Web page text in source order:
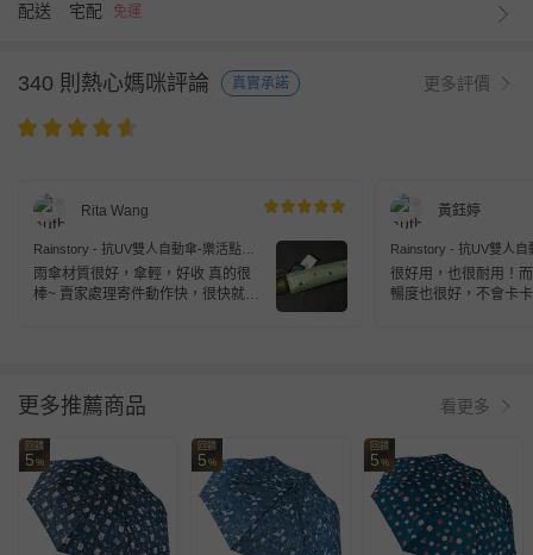
配送 宅配 免運
340 則熱心媽咪評論 真實承諾 更多評價
Rita Wang
Rainstory - 抗UV雙人自動傘-樂活點點-
粉綠
雨傘材質很好，傘輕，好收 真的很
棒~ 賣家處理寄件動作快，很快就收
黃鈺婷
Rainstory - 抗UV雙人自
亮綠
很好用，也很耐用！
暢度也很好，不會卡
更多推薦商品 看更多
回饋
5 %
回饋
5 %
回饋
5 %